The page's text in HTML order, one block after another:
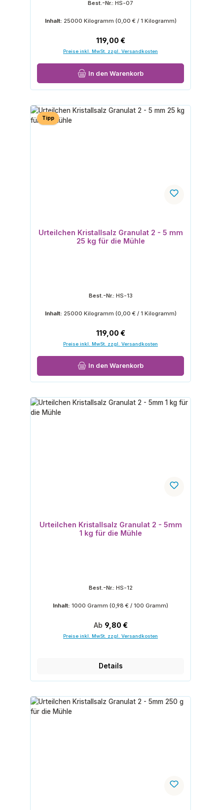
Best.-Nr.: HS-07
Inhalt: 25000 Kilogramm (0,00 € / 1 Kilogramm)
Regulärer Preis:
119,00 €
Preise inkl. MwSt. zzgl. Versandkosten
In den Warenkorb
Tipp
Urteilchen Kristallsalz Granulat 2 - 5 mm
25 kg für die Mühle
Best.-Nr.: HS-13
Inhalt: 25000 Kilogramm (0,00 € / 1 Kilogramm)
Regulärer Preis:
119,00 €
Preise inkl. MwSt. zzgl. Versandkosten
In den Warenkorb
Urteilchen Kristallsalz Granulat 2 - 5mm
1 kg für die Mühle
Best.-Nr.: HS-12
Inhalt: 1000 Gramm (0,98 € / 100 Gramm)
Regulärer Preis:
Ab 9,80 €
Preise inkl. MwSt. zzgl. Versandkosten
Details